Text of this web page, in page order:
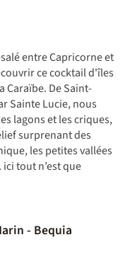
entre Capricorne et
ce cocktail d'îles
Caraïbe. De Saint-
Sainte Lucie, nous
lagons et les criques,
surprenant des
les petites vallées
tout n’est que
- Bequia